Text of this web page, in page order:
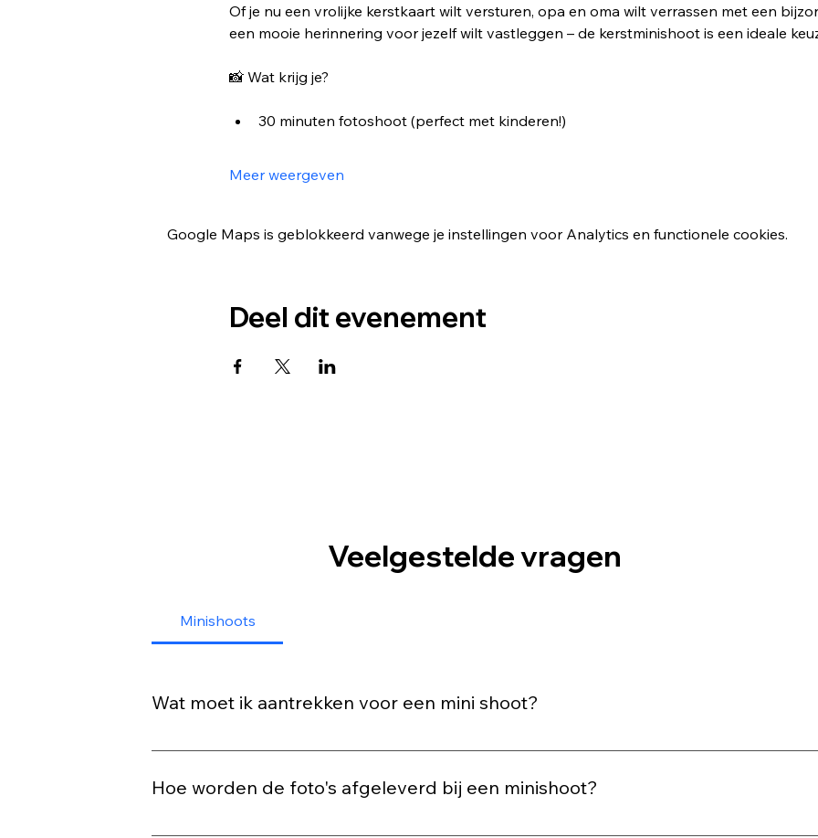
Veelgestelde vragen
Minishoots
Wat moet ik aantrekken voor een mini shoot?
Draag iets waarin jij je goed voelt! Rustige kleuren en niet te drukke prints werken vaak het beste
Hoe worden de foto's afgeleverd bij een minishoot?
Of je nu een vrolijke kerstkaart wilt versturen, opa en oma wilt verrassen met een
een mooie herinnering voor jezelf wilt vastleggen – de kerstminishoot is een ideale
📸 Wat krijg je?
30 minuten fotoshoot (perfect met kinderen!)
Meer weergeven
Google Maps is geblokkeerd vanwege je instellingen voor Analytics en functionele cookies.
Deel dit evenement